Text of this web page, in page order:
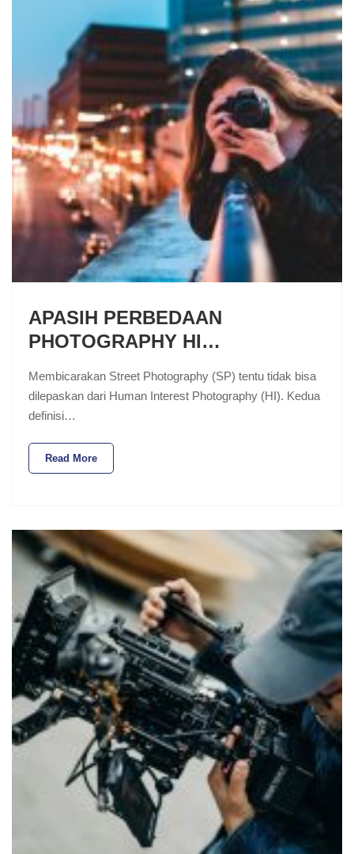
APASIH PERBEDAAN
PHOTOGRAPHY HI…
Membicarakan Street Photography (SP) tentu tidak bisa
dilepaskan dari Human Interest Photography (HI). Kedua
definisi…
Read More